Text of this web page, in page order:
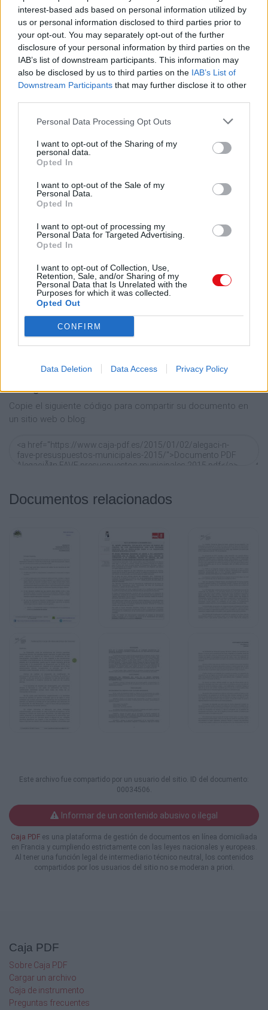
interest-based ads based on personal information utilized by
us or personal information disclosed to third parties prior to
your opt-out. You may separately opt-out of the further
disclosure of your personal information by third parties on the
IAB’s list of downstream participants. This information may
also be disclosed by us to third parties on the IAB’s List of
Downstream Participants that may further disclose it to other
Personal Data Processing Opt Outs
I want to opt-out of the Sharing of my
personal data.
Opted In
I want to opt-out of the Sale of my
Personal Data.
Opted In
I want to opt-out of processing my
Personal Data for Targeted Advertising.
Opted In
I want to opt-out of Collection, Use,
Retention, Sale, and/or Sharing of my
Personal Data that Is Unrelated with the
Purposes for which it was collected.
Opted Out
CONFIRM
Data Deletion Data Access Privacy Policy
AlegaciÃ³n FAVE presuspuestos municipales 2015.pdf
(PDF, 651 KB)
Descargar
Comparte el documento
Enlace a esta página
Enlace permanente
Utilice el enlace permanente a la página de descarga del
documento para compartir su documento en Facebook,
LinkedIn.. O directamente en contacto con el correo
electrónico, Messenger, Whatsapp, Line..
Copie el siguiente código para compartir su documento en
un sitio web o blog:
Documentos relacionados
Este archivo fue compartido por un usuario del sitio. ID del documento:
00034506.
Informar de un contenido abusivo o ilegal
Caja PDF es una plataforma de gestión de documentos en línea domiciliada
en Francia y cumpliendo estrictamente con las leyes nacionales y europeas.
Al tener una función legal de intermediario técnico neutral, los contenidos
compartidos por los usuarios del sitio no se moderan a priori.
Caja PDF
Sobre Caja PDF
Cargar un archivo
Caja de instrumento
Preguntas frecuentes